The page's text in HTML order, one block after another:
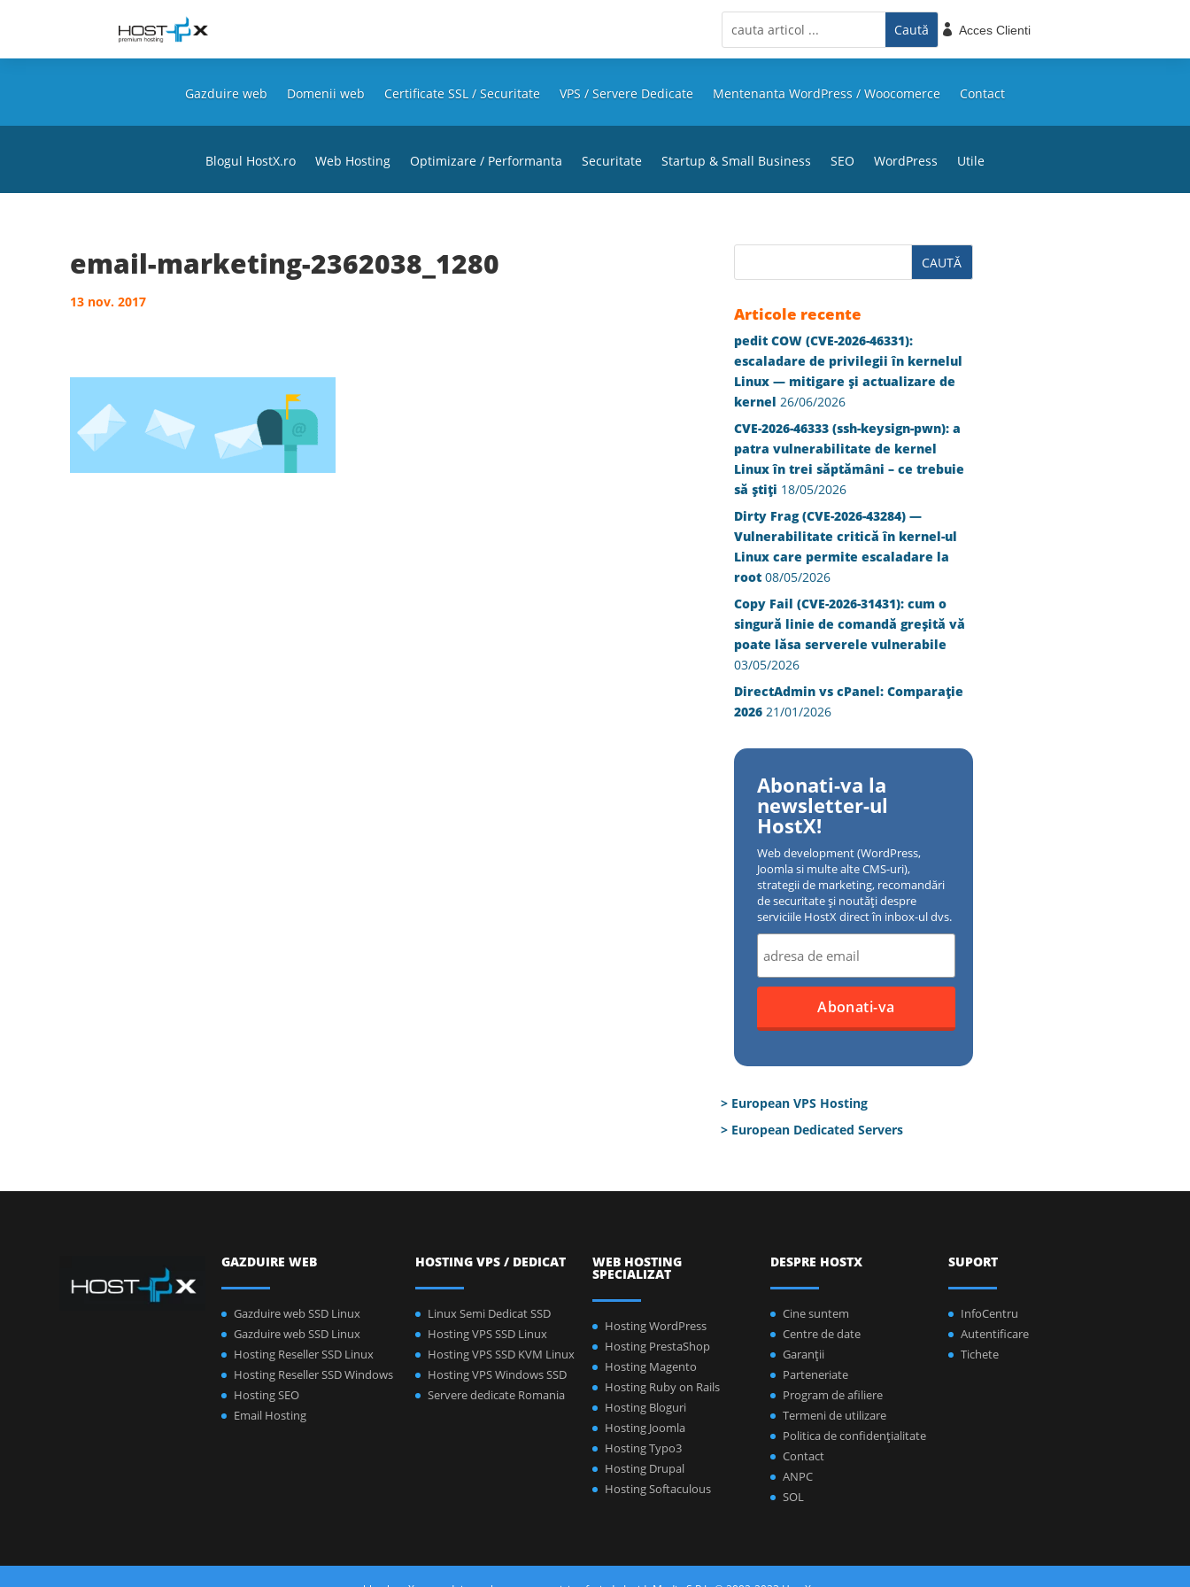
 Acces Clienti
Gazduire web Domenii web Certificate SSL / Securitate VPS / Servere Dedicate Mentenanta WordPress / Woocomerce Contact
Blogul HostX.ro Web Hosting Optimizare / Performanta Securitate Startup & Small Business SEO WordPress Utile
email-marketing-2362038_1280
13 nov. 2017
Articole recente
pedit COW (CVE-2026-46331):
escaladare de privilegii în kernelul
Linux — mitigare și actualizare de
kernel 26/06/2026
CVE-2026-46333 (ssh-keysign-pwn): a
patra vulnerabilitate de kernel
Linux în trei săptămâni – ce trebuie
să știți 18/05/2026
Dirty Frag (CVE-2026-43284) —
Vulnerabilitate critică în kernel-ul
Linux care permite escaladare la
root 08/05/2026
Copy Fail (CVE-2026-31431): cum o
singură linie de comandă greșită vă
poate lăsa serverele vulnerabile
03/05/2026
DirectAdmin vs cPanel: Comparație
2026 21/01/2026
Abonati-va la
newsletter-ul
HostX!
Web development (WordPress,
Joomla si multe alte CMS-uri),
strategii de marketing, recomandări
de securitate și noutăți despre
serviciile HostX direct în inbox-ul dvs.
> European VPS Hosting
> European Dedicated Servers
GAZDUIRE WEB
Gazduire web SSD Linux
Gazduire web SSD Linux
Hosting Reseller SSD Linux
Hosting Reseller SSD Windows
Hosting SEO
Email Hosting
HOSTING VPS / DEDICAT
Linux Semi Dedicat SSD
Hosting VPS SSD Linux
Hosting VPS SSD KVM Linux
Hosting VPS Windows SSD
Servere dedicate Romania
WEB HOSTING
SPECIALIZAT
Hosting WordPress
Hosting PrestaShop
Hosting Magento
Hosting Ruby on Rails
Hosting Bloguri
Hosting Joomla
Hosting Typo3
Hosting Drupal
Hosting Softaculous
DESPRE HOSTX
Cine suntem
Centre de date
Garanţii
Parteneriate
Program de afiliere
Termeni de utilizare
Politica de confidenţialitate
Contact
ANPC
SOL
SUPORT
InfoCentru
Autentificare
Tichete